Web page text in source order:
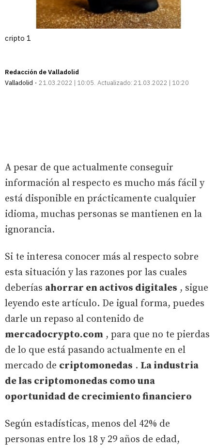
cripto 1
Redacción de Valladolid
Valladolid
21.03.2022 | 10:05 Actualizado: 21.03.2022 | 10:20
A pesar de que actualmente conseguir
información al respecto es mucho más fácil y
está disponible en prácticamente cualquier
idioma, muchas personas se mantienen en la
ignorancia.
Si te interesa conocer más al respecto sobre
esta situación y las razones por las cuales
deberías ahorrar en activos digitales , sigue
leyendo este artículo. De igual forma, puedes
darle un repaso al contenido de
mercadocrypto.com , para que no te pierdas
de lo que está pasando actualmente en el
mercado de criptomonedas . La industria
de las criptomonedas como una
oportunidad de crecimiento financiero
Según estadísticas, menos del 42% de
personas entre los 18 y 29 años de edad,